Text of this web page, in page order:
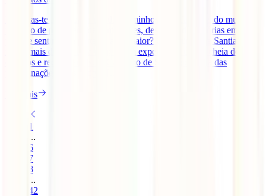
Imaginas-te a percorrer um dos caminhos mais famosos do mundo,
rodeado de paisagens deslumbrantes, descobrindo histórias em cada
passo e sentindo-te parte de algo maior? O Caminho de Santiago é
muito mais do que uma rota; é uma experiência única, cheia de
desafios e recompensas. O Caminho de Santiago é uma das
peregrinações mais antigas [...]
Ler mais
1
...
6
7
8
...
42